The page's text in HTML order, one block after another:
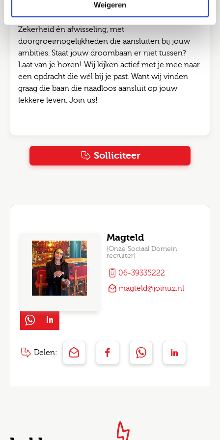
Weigeren
arbeidsvoorwaarden: een aantrekkelijk salaris, een
goed pensioen en eventueel een leaseauto.
Zekerheid én afwisseling, met
doorgroeimogelijkheden die aansluiten bij jouw
ambities. Staat jouw droombaan er niet tussen?
Laat van je horen! Wij kijken actief met je mee naar
een opdracht die wél bij je past. Want wij vinden
graag die baan die naadloos aansluit op jouw
lekkere leven. Join us!
Solliciteer
Magteld
(Onze Sociaal Domein
recruiter)
06-39335222
magteld@joinuz.nl
Delen: